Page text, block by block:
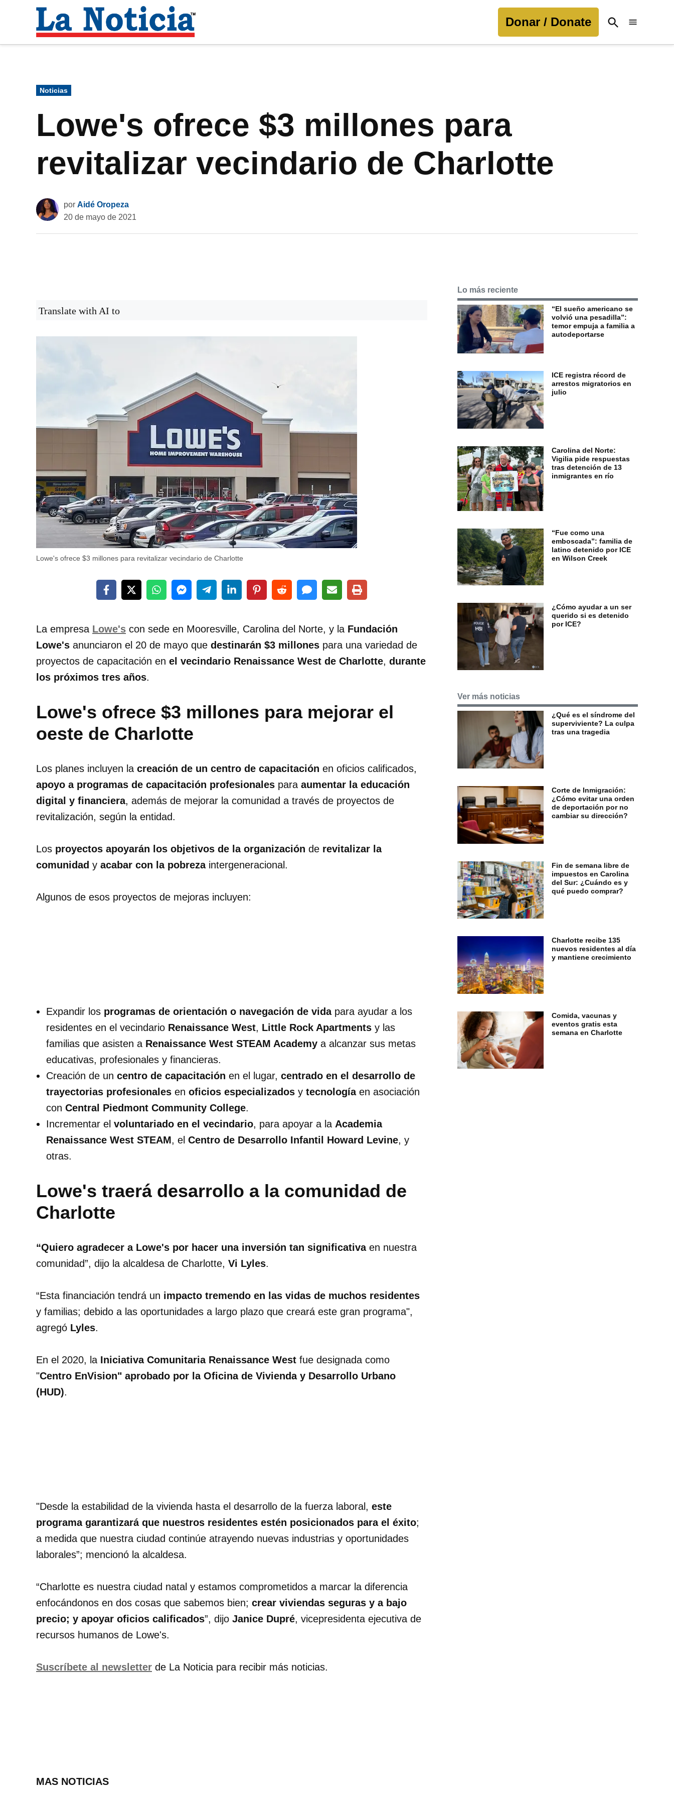
contenido
Noticia
Donar / Donate
Open
Search
Publicado
en
Noticias
Lowe's ofrece $3 millones para
revitalizar vecindario de Charlotte
por Aidé Oropeza
20 de mayo de 2021
Translate with AI to
Lowe's ofrece $3 millones para revitalizar vecindario de Charlotte
La empresa Lowe's con sede en Mooresville, Carolina del Norte, y la Fundación
Lowe's anunciaron el 20 de mayo que destinarán $3 millones para una variedad de
proyectos de capacitación en el vecindario Renaissance West de Charlotte, durante
los próximos tres años.
Lowe's ofrece $3 millones para mejorar el
oeste de Charlotte
Los planes incluyen la creación de un centro de capacitación en oficios calificados,
apoyo a programas de capacitación profesionales para aumentar la educación
digital y financiera, además de mejorar la comunidad a través de proyectos de
revitalización, según la entidad.
Los proyectos apoyarán los objetivos de la organización de revitalizar la
comunidad y acabar con la pobrezaintergeneracional.
Algunos de esos proyectos de mejoras incluyen:
Expandir los programas de orientación o navegación de vidapara ayudar a los
residentes en el vecindario Renaissance West, Little Rock Apartments y las
familias que asisten a Renaissance West STEAM Academy a alcanzar sus metas
educativas, profesionales y financieras.
Creación de un centro de capacitación en el lugar, centrado en el desarrollo de
trayectorias profesionales en oficios especializados y tecnologíaen asociación
con Central Piedmont Community College.
Incrementar el voluntariado en el vecindario, para apoyar a la Academia
Renaissance West STEAM, el Centro de Desarrollo Infantil Howard Levine, y
otras.
Lowe's traerá desarrollo a la comunidad de
Charlotte
“Quiero agradecer a Lowe's por hacer una inversión tan significativaen nuestra
comunidad”, dijo la alcaldesa de Charlotte, Vi Lyles.
“Esta financiación tendrá un impacto tremendo en las vidas de muchos residentes
y familias; debido a las oportunidades a largo plazo que creará este gran programa",
agregó Lyles.
En el 2020, la Iniciativa Comunitaria Renaissance West fue designada como
"Centro EnVision" aprobado por la Oficina de Vivienda y Desarrollo Urbano
(HUD).
"Desde la estabilidad de la vivienda hasta el desarrollo de la fuerza laboral, este
programa garantizará que nuestros residentes estén posicionados para el éxito;
a medida que nuestra ciudad continúe atrayendo nuevas industrias y oportunidades
laborales”; mencionó la alcaldesa.
“Charlotte es nuestra ciudad natal y estamos comprometidos a marcar la diferencia
enfocándonos en dos cosas que sabemos bien; crear viviendas seguras y a bajo
precio; y apoyar oficios calificados”, dijo Janice Dupré, vicepresidenta ejecutiva de
recursos humanos de Lowe's.
Suscríbete al newsletter de La Noticia para recibir más noticias.
MAS NOTICIAS
Lo más reciente
“El sueño americano se
volvió una pesadilla”:
temor empuja a familia a
autodeportarse
ICE registra récord de
arrestos migratorios en
julio
Carolina del Norte:
Vigilia pide respuestas
tras detención de 13
inmigrantes en río
“Fue como una
emboscada”: familia de
latino detenido por ICE
en Wilson Creek
¿Cómo ayudar a un ser
querido si es detenido
por ICE?
Ver más noticias
¿Qué es el síndrome del
superviviente? La culpa
tras una tragedia
Corte de Inmigración:
¿Cómo evitar una orden
de deportación por no
cambiar su dirección?
Fin de semana libre de
impuestos en Carolina
del Sur: ¿Cuándo es y
qué puedo comprar?
Charlotte recibe 135
nuevos residentes al día
y mantiene crecimiento
Comida, vacunas y
eventos gratis esta
semana en Charlotte